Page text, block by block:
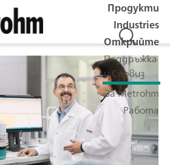
Продукти
Industries
Открийте
Поддръжка
и Сервиз
За Metrohm
Работа